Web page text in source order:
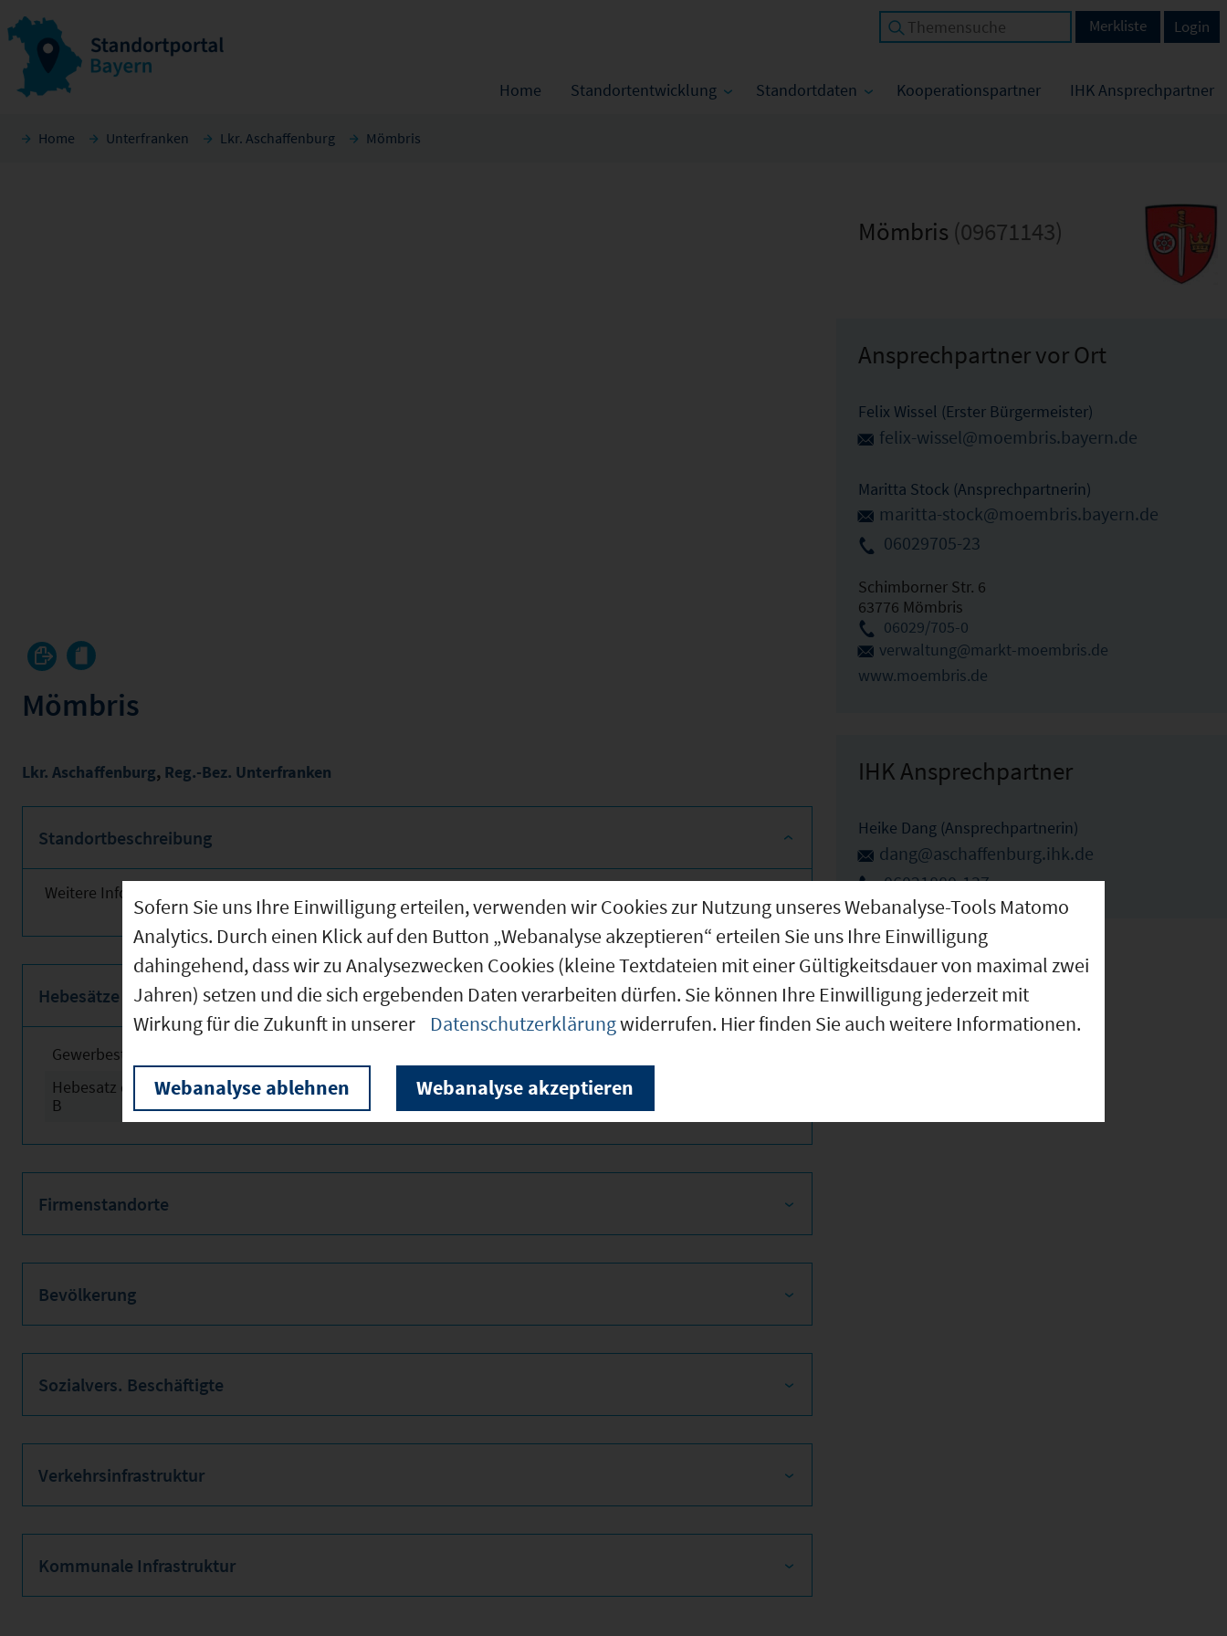
Home Standortentwicklung Standortdaten Kooperationspartner IHK Ansprechpartner
Login
Merkliste
Home Unterfranken Lkr. Aschaffenburg Mömbris
Mömbris
Lkr. Aschaffenburg, Reg.-Bez. Unterfranken
Standortbeschreibung
Weitere Informationen finden Sie obenstehend!
Hebesätze
Gewerbesteuerhebesatz
Hebesatz der Grundsteuer
B
2024 320
Firmenstandorte
Bevölkerung
Sozialvers. Beschäftigte
Verkehrsinfrastruktur
Kommunale Infrastruktur
Mömbris (09671143)
Ansprechpartner vor Ort
Felix Wissel (Erster Bürgermeister)
felix-wissel@moembris.bayern.de
Maritta Stock (Ansprechpartnerin)
maritta-stock@moembris.bayern.de
06029705-23
Schimborner Str. 6
63776 Mömbris
06029/705-0
verwaltung@markt-moembris.de
www.moembris.de
IHK Ansprechpartner
Heike Dang (Ansprechpartnerin)
dang@aschaffenburg.ihk.de
06021880-137
Sofern Sie uns Ihre Einwilligung erteilen, verwenden wir Cookies zur Nutzung unseres Webanalyse-Tools Matomo
Analytics. Durch einen Klick auf den Button „Webanalyse akzeptieren“ erteilen Sie uns Ihre Einwilligung
dahingehend, dass wir zu Analysezwecken Cookies (kleine Textdateien mit einer Gültigkeitsdauer von maximal zwei
Jahren) setzen und die sich ergebenden Daten verarbeiten dürfen. Sie können Ihre Einwilligung jederzeit mit
Wirkung für die Zukunft in unserer
Datenschutzerklärungwiderrufen. Hier finden Sie auch weitere Informationen.
Webanalyse ablehnen Webanalyse akzeptieren